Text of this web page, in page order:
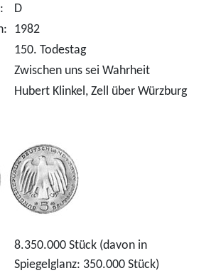
D
1982
150. Todestag
Zwischen uns sei Wahrheit
Hubert Klinkel, Zell über Würzburg
8.350.000 Stück (davon in
Spiegelglanz: 350.000 Stück)